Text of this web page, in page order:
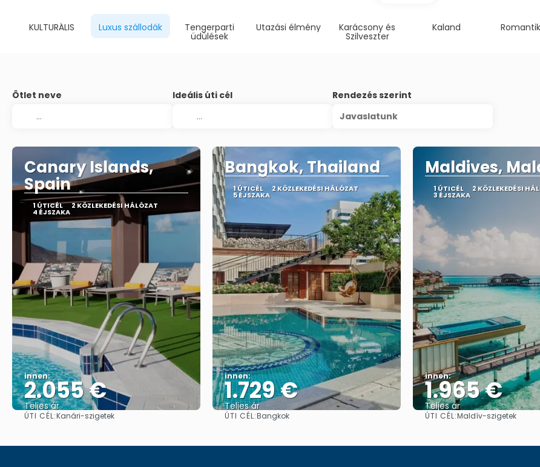
KULTURÁLIS Luxus szállodák Tengerparti
üdülések
Utazási élmény Karácsony és
Szilveszter
Kaland
Ötlet neve Ideális úti cél
Rendezés szerint
Javaslatunk
Canary Islands,
Spain
1 ÚTICÉL 2 KÖZLEKEDÉSI HÁLÓZAT
4 ÉJSZAKA
innen:
2.055 €
Teljes ár
Megnézem
ÚTI CÉL:Kanári-szigetek
Bangkok, Thailand
1 ÚTICÉL 2 KÖZLEKEDÉSI HÁLÓZAT
5 ÉJSZAKA
innen:
1.729 €
Teljes ár
Megnézem
ÚTI CÉL:Bangkok
Maldives,
1 ÚTICÉL 2 KÖZLEKEDÉSI
3 ÉJSZAKA
innen:
1.965 €
Teljes ár
Megnézem
ÚTI CÉL:Maldív-szigetek